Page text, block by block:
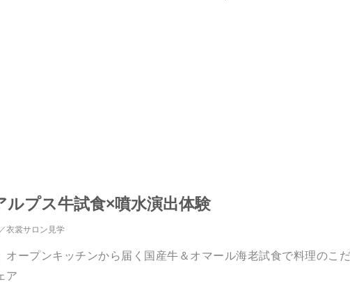
プス牛試食×噴水演出体験
衣裳サロン見学
ープンキッチンから届く国産牛＆オマール海老試食で料理のこ
ア